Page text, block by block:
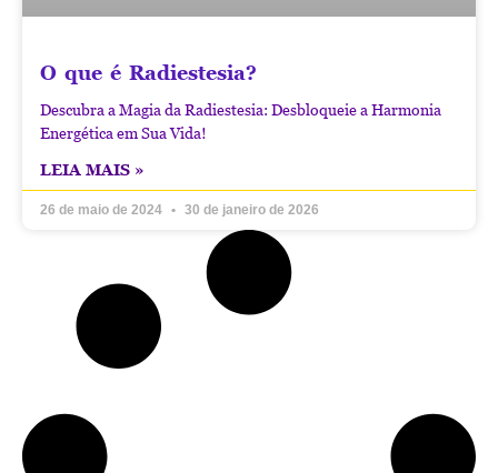
O que é Radiestesia?
Descubra a Magia da Radiestesia: Desbloqueie a Harmonia
Energética em Sua Vida!
LEIA MAIS »
26 de maio de 2024 30 de janeiro de 2026